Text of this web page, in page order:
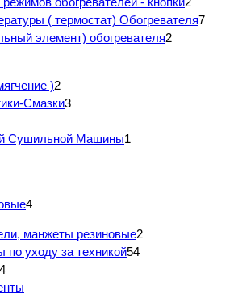
( термостат) Обогревателя7
элемент) обогревателя2
)2
Смазки3
Сушильной Машины1
4
манжеты резиновые2
по уходу за техникой54
4